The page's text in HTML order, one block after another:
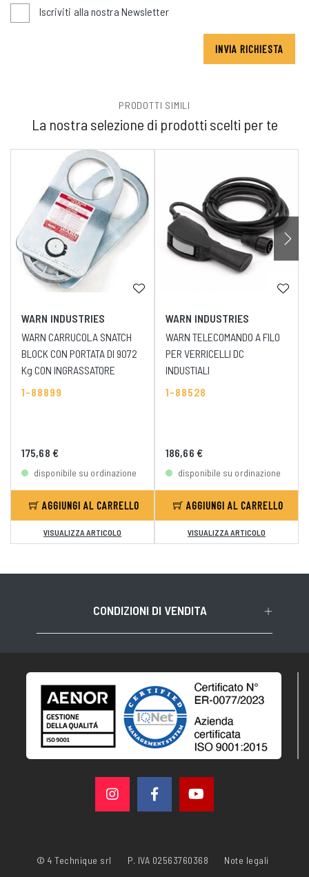
Iscriviti alla nostra Newsletter
INVIA RICHIESTA
PRODOTTI SIMILI
La nostra selezione di prodotti scelti per te
WARN INDUSTRIES
WARN CARRUCOLA SNATCH
BLOCK CON PORTATA DI 9072
Kg CON INGRASSATORE
1-88899
175,68 €
disponibile su ordinazione
AGGIUNGI AL CARRELLO
VISUALIZZA ARTICOLO
WARN INDUSTRIES
WARN TELECOMANDO A FILO
PER VERRICELLI DC
INDUSTIALI
1-88528
186,66 €
disponibile su ordinazione
AGGIUNGI AL CARRELLO
VISUALIZZA ARTICOLO
CONDIZIONI DI VENDITA
© 4 Technique srl P. IVA 02563760368 Note legali